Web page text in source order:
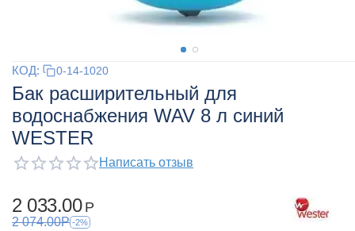
КОД: 0-14-1020
Бак расширительный для
водоснабжения WAV 8 л синий
WESTER
Написать отзыв
2 033.00 Р
2 074.00Р -2%